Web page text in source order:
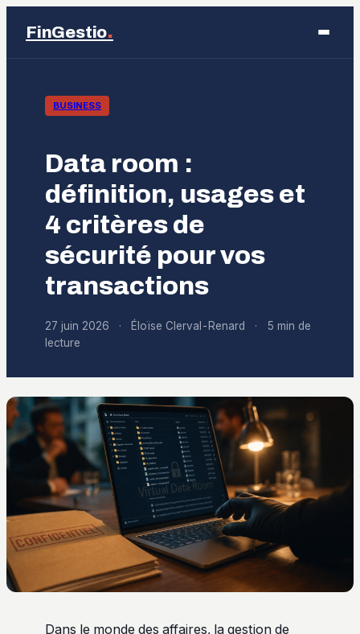
FinGestio.
Business
Finance
Marketing
BUSINESS
Data room :
définition, usages et
4 critères de
sécurité pour vos
transactions
27 juin 2026 · Éloïse Clerval-Renard ·
5 min de
lecture
Dans le monde des affaires, la gestion de